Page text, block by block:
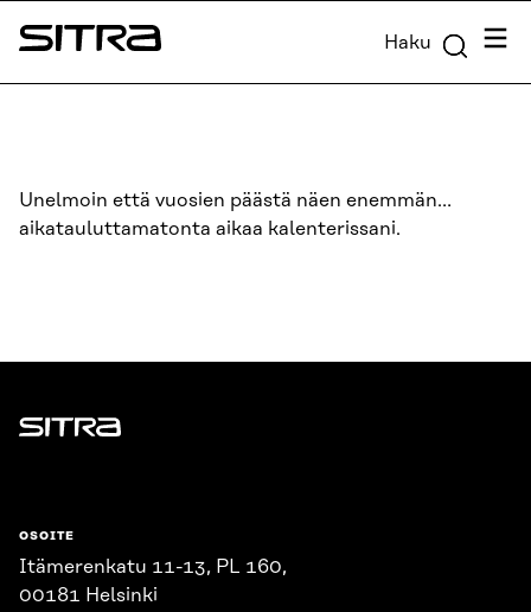
Siirry
suoraan
Sitra Haku
Unelmoin että vuosien päästä näen enemmän…
aikatauluttamatonta aikaa kalenterissani.
Sitra
OSOITE
Itämerenkatu 11-13, PL 160,
00181 Helsinki